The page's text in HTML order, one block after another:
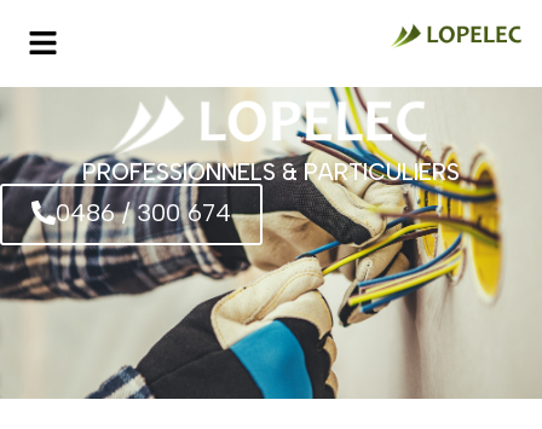
PROFESSIONNELS & PARTICULIERS
0486 / 300 674